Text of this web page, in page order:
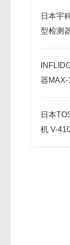
日本宇
型检测
器MAX-
日本
机 V-